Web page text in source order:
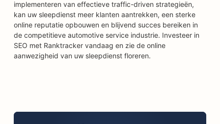
implementeren van effectieve traffic-driven strategieën,
kan uw sleepdienst meer klanten aantrekken, een sterke
online reputatie opbouwen en blijvend succes bereiken in
de competitieve automotive service industrie. Investeer in
SEO met Ranktracker vandaag en zie de online
aanwezigheid van uw sleepdienst floreren.